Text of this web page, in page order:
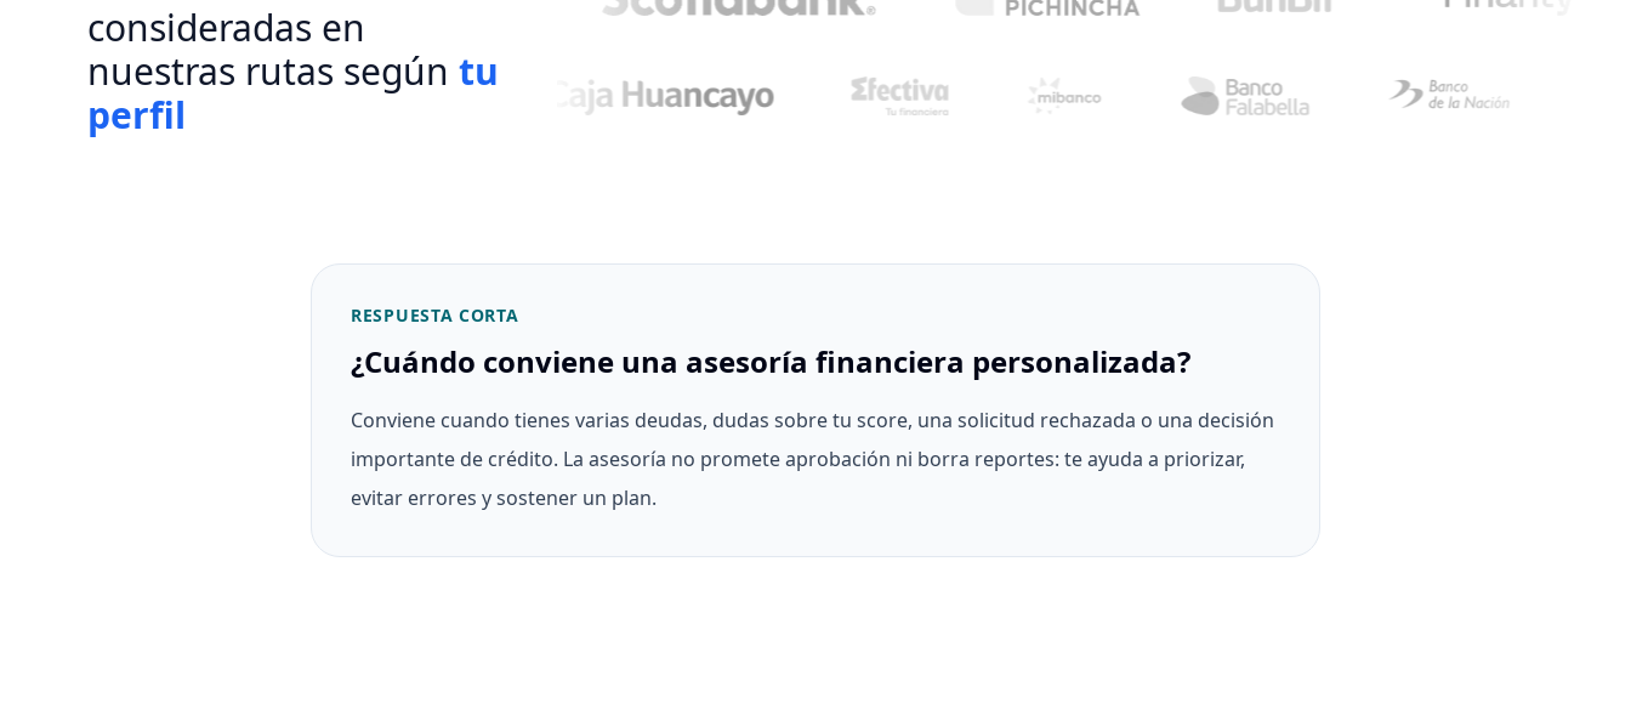
consideradas en
nuestras rutas según tu
perfil
RESPUESTA CORTA
¿Cuándo conviene una asesoría financiera personalizada?
Conviene cuando tienes varias deudas, dudas sobre tu score, una solicitud rechazada o una decisión
importante de crédito. La asesoría no promete aprobación ni borra reportes: te ayuda a priorizar,
evitar errores y sostener un plan.